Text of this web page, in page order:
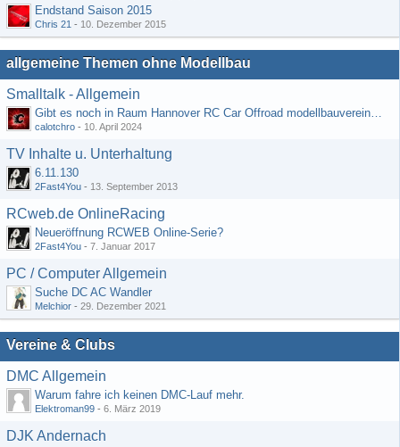
Endstand Saison 2015
Chris 21 - 10. Dezember 2015
allgemeine Themen ohne Modellbau
Smalltalk - Allgemein
Gibt es noch in Raum Hannover RC Car Offroad modellbauvereine, habe selbst schon gegoogelt aber erfolglos
calotchro - 10. April 2024
TV Inhalte u. Unterhaltung
6.11.130
2Fast4You - 13. September 2013
RCweb.de OnlineRacing
Neueröffnung RCWEB Online-Serie?
2Fast4You - 7. Januar 2017
PC / Computer Allgemein
Suche DC AC Wandler
Melchior - 29. Dezember 2021
Vereine & Clubs
DMC Allgemein
Warum fahre ich keinen DMC-Lauf mehr.
Elektroman99 - 6. März 2019
DJK Andernach